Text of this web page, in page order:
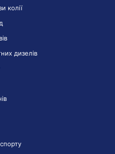
колії
дизелів